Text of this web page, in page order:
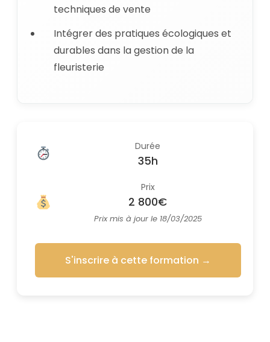
techniques de vente
Intégrer des pratiques écologiques et
durables dans la gestion de la
fleuristerie
Durée
35h
Prix
2 800€
Prix mis à jour le 18/03/2025
S'inscrire à cette formation →